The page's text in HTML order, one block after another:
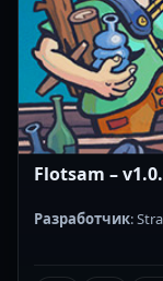
Flotsam –
Разработчик: